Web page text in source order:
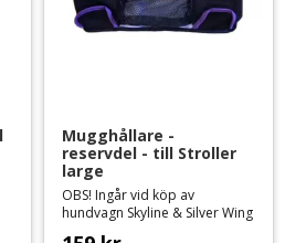
Mugghållare -
reservdel - till Stroller
large
OBS! Ingår vid köp av
hundvagn Skyline & Silver Wing